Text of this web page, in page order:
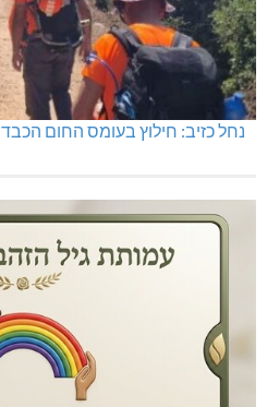
נחל כזיב: חילוץ בעומס החום הכבד